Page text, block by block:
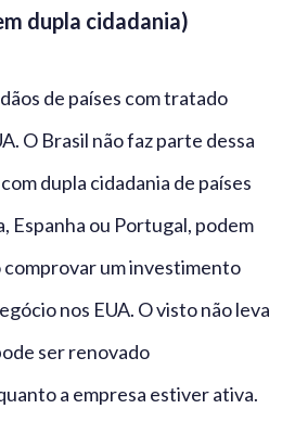
dupla cidadania)
de países com tratado
O Brasil não faz parte dessa
dupla cidadania de países
Espanha ou Portugal, podem
comprovar um investimento
nos EUA. O visto não leva
ser renovado
a empresa estiver ativa.